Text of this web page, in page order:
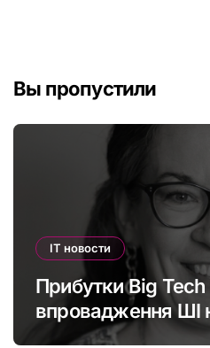
Вы пропустили
IT новости
Прибутки Big Tech
впровадження ШІ
офшорів: як